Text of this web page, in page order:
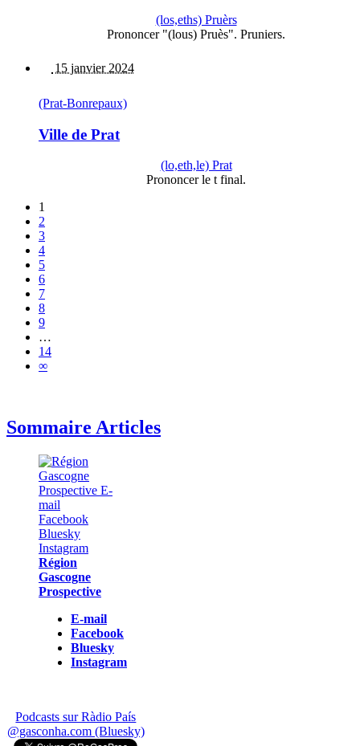
(los,eths) Pruèrs
Prononcer "(lous) Pruès". Pruniers.
15 janvier 2024
(Prat-Bonrepaux)
Ville de Prat
(lo,eth,le) Prat
Prononcer le t final.
1
2
3
4
5
6
7
8
9
…
14
∞
Sommaire Articles
Région
Gascogne
Prospective
E-mail
Facebook
Bluesky
Instagram
Podcasts sur Ràdio País
@gasconha.com (Bluesky)